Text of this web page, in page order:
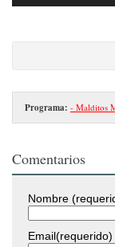
Programa: - Malditos
Comentarios
Nombre
Email(requerido)